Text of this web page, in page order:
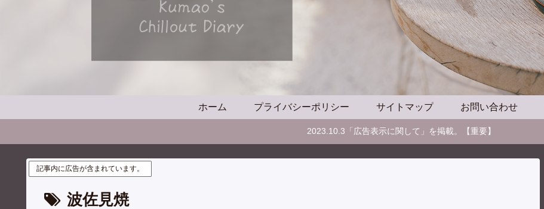
ホーム プライバシーポリシー サイトマップ お問い合わせ
2023.10.3「広告表示に関して」を掲載。【重要】
記事内に広告が含まれています。
波佐見焼